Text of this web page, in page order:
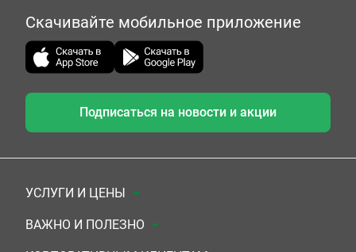
Скачивайте мобильное приложение
Подписаться на новости и акции
УСЛУГИ И ЦЕНЫ
Анализы
ВАЖНО И ПОЛЕЗНО